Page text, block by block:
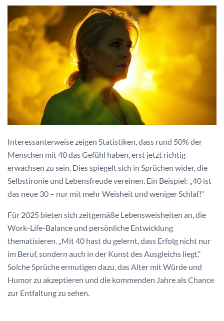
Interessanterweise zeigen Statistiken, dass rund 50% der
Menschen mit 40 das Gefühl haben, erst jetzt richtig
erwachsen zu sein. Dies spiegelt sich in Sprüchen wider, die
Selbstironie und Lebensfreude vereinen. Ein Beispiel: „40 ist
das neue 30 – nur mit mehr Weisheit und weniger Schlaf!“
Für 2025 bieten sich zeitgemäße Lebensweisheiten an, die
Work-Life-Balance und persönliche Entwicklung
thematisieren. „Mit 40 hast du gelernt, dass Erfolg nicht nur
im Beruf, sondern auch in der Kunst des Ausgleichs liegt.“
Solche Sprüche ermutigen dazu, das Alter mit Würde und
Humor zu akzeptieren und die kommenden Jahre als Chance
zur Entfaltung zu sehen.